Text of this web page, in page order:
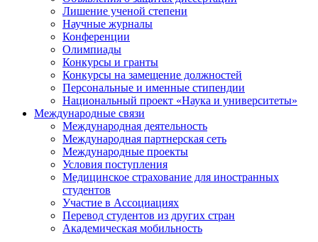
Лишение ученой степени
Научные журналы
Конференции
Олимпиады
Конкурсы и гранты
Конкурсы на замещение должностей
Персональные и именные стипендии
Национальный проект «Наука и университеты»
Международные связи
Международная деятельность
Международная партнерская сеть
Международные проекты
Условия поступления
Медицинское страхование для иностранных
студентов
Участие в Ассоциациях
Перевод студентов из других стран
Академическая мобильность